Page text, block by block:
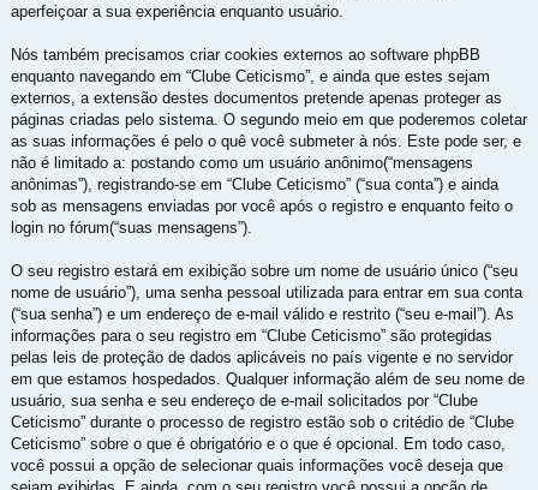
aperfeiçoar a sua experiência enquanto usuário.
Nós também precisamos criar cookies externos ao software phpBB
enquanto navegando em “Clube Ceticismo”, e ainda que estes sejam
externos, a extensão destes documentos pretende apenas proteger as
páginas criadas pelo sistema. O segundo meio em que poderemos coletar
as suas informações é pelo o quê você submeter à nós. Este pode ser, e
não é limitado a: postando como um usuário anônimo(“mensagens
anônimas”), registrando-se em “Clube Ceticismo” (“sua conta”) e ainda
sob as mensagens enviadas por você após o registro e enquanto feito o
login no fórum(“suas mensagens”).
O seu registro estará em exibição sobre um nome de usuário único (“seu
nome de usuário”), uma senha pessoal utilizada para entrar em sua conta
(“sua senha”) e um endereço de e-mail válido e restrito (“seu e-mail”). As
informações para o seu registro em “Clube Ceticismo” são protegidas
pelas leis de proteção de dados aplicáveis no país vigente e no servidor
em que estamos hospedados. Qualquer informação além de seu nome de
usuário, sua senha e seu endereço de e-mail solicitados por “Clube
Ceticismo” durante o processo de registro estão sob o critédio de “Clube
Ceticismo” sobre o que é obrigatório e o que é opcional. Em todo caso,
você possui a opção de selecionar quais informações você deseja que